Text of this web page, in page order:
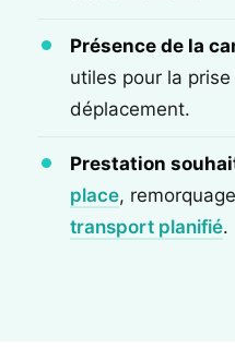
Présence de la
utiles pour la
déplacement.
Prestation
place,
transport planifié.